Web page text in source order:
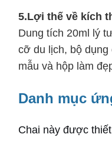
5.Lợi thế về kích
Dung tích 20ml lý
cỡ du lịch, bộ
mẫu và hộp làm
Danh mục
Chai này được